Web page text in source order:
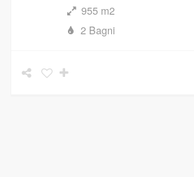
955 m2
2 Bagni